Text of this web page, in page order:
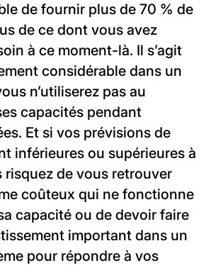
de fournir plus de 70 % de
de ce dont vous avez
à ce moment-là. Il s’agit
considérable dans un
n’utiliserez pas au
capacités pendant
Et si vos prévisions de
inférieures ou supérieures à
risquez de vous retrouver
coûteux qui ne fonctionne
capacité ou de devoir faire
important dans un
pour répondre à vos